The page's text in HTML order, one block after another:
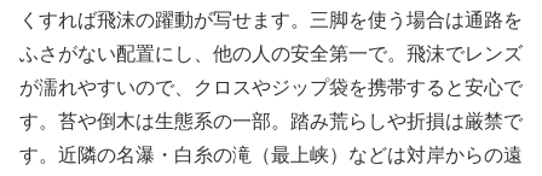
くすれば飛沫の躍動が写せます。三脚を使う場合は通路を
ふさがない配置にし、他の人の安全第一で。飛沫でレンズ
が濡れやすいので、クロスやジップ袋を携帯すると安心で
す。苔や倒木は生態系の一部。踏み荒らしや折損は厳禁で
す。近隣の名瀑・白糸の滝（最上峡）などは対岸からの遠